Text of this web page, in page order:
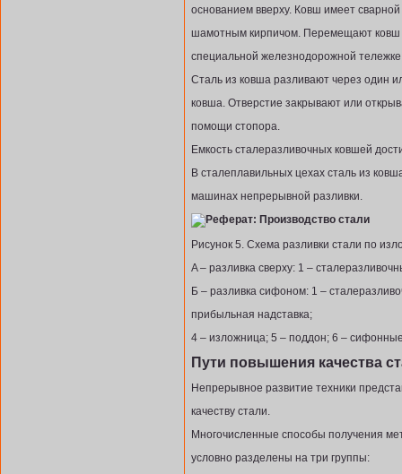
основанием вверху. Ковш имеет
шамотным кирпичом. Перемещают ковш
специальной железнодорожной
Сталь из ковша разливают через один
ковша. Отверстие закрывают или
помощи стопора.
Емкость сталеразливочных ковшей
В сталеплавильных цехах сталь из
машинах непрерывной разливки.
Рисунок 5. Схема разливки стали по
A – разливка сверху: 1 –
Б – разливка сифоном: 1 –
прибыльная надставка;
4 – изложница; 5 – поддон; 6 –
Пути повышения качества
Непрерывное развитие техники
качеству стали.
Многочисленные способы получения
условно разделены на три группы: